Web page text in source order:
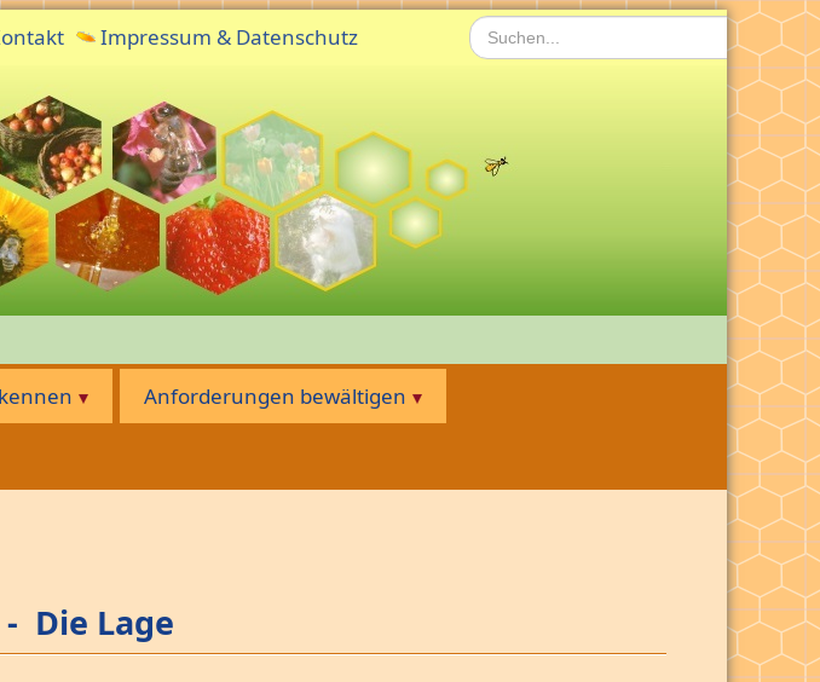
Impressum & Datenschutz Suchen...
Anforderungen bewältigen
Die Lage